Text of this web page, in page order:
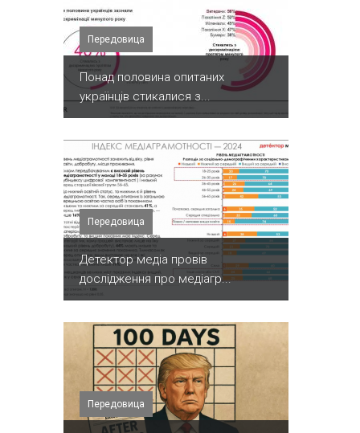
Передовица
Понад половина опитаних
українців стикалися з...
Передовица
Детектор медіа провів
дослідження про медіагр...
Передовица